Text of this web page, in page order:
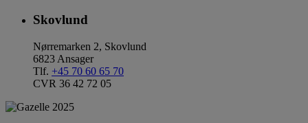
Skovlund
Nørremarken 2, Skovlund
6823 Ansager
Tlf. +45 70 60 65 70
CVR 36 42 72 05